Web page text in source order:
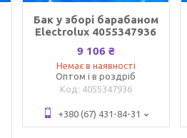
Бак у зборі барабаном
Electrolux 4055347936
9 106 ₴
Немає в наявності
Оптом і в роздріб
4055347936
+380 (67) 431-84-31